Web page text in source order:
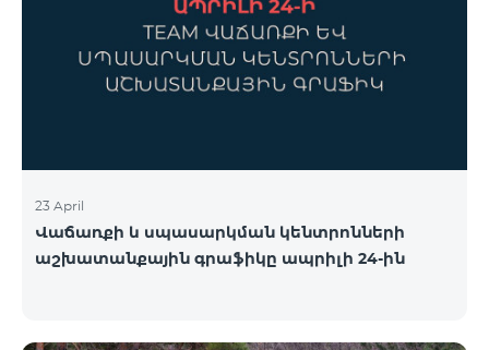
23 April
Վաճառքի և սպասարկման կենտրոնների
աշխատանքային գրաֆիկը ապրիլի 24-ին